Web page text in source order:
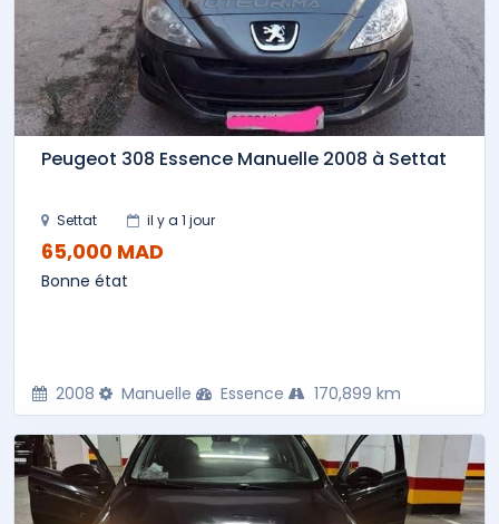
Peugeot 308 Essence Manuelle 2008 à Settat
Settat il y a 1 jour
65,000 MAD
Bonne état
2008 Manuelle Essence 170,899 km